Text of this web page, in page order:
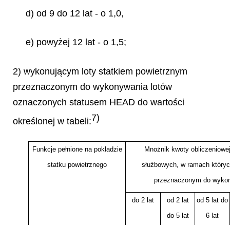
d) od 9 do 12 lat - o 1,0,
e) powyżej 12 lat - o 1,5;
2) wykonującym loty statkiem powietrznym
przeznaczonym do wykonywania lotów
oznaczonych statusem HEAD do wartości
określonej w tabeli:7)
Funkcje pełnione na pokładzie
statku powietrznego
Mnożnik kwoty
służbowych, w ramach
przeznaczonym do
do 2 lat
od 2 lat
do 5 lat
od 5 lat do
6 lat